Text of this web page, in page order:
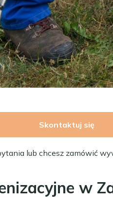
Skontaktuj się
lub chcesz zamówić
w